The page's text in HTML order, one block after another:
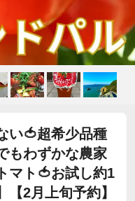
い🍅超希少品種
もわずかな農家
マト🍅お試し約1
【2月上旬予約】